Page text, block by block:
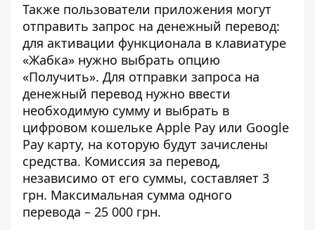
Также пользователи приложения могут
отправить запрос на денежный перевод:
для активации функционала в клавиатуре
«Жабка» нужно выбрать опцию
«Получить». Для отправки запроса на
денежный перевод нужно ввести
необходимую сумму и выбрать в
цифровом кошельке Apple Pay или Google
Pay карту, на которую будут зачислены
средства. Комиссия за перевод,
независимо от его суммы, составляет 3
грн. Максимальная сумма одного
перевода – 25 000 грн.